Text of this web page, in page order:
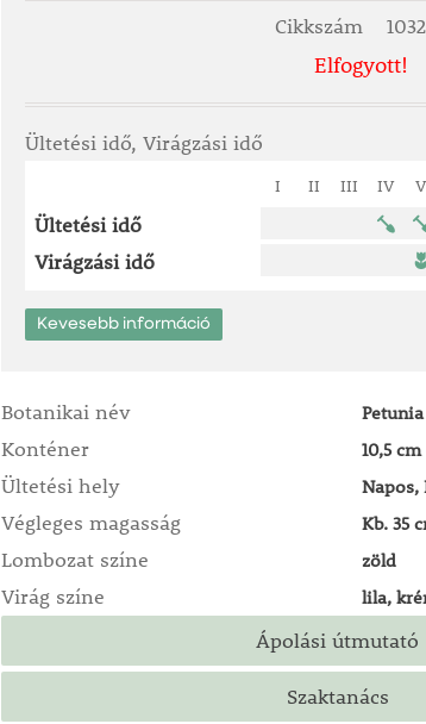
Cikkszám
Elfogyott!
Ültetési idő, Virágzási idő
I II III IV V
Ültetési idő
Virágzási idő
Kevesebb információ
Botanikai név
Konténer 10,5
Ültetési hely Napos,
Végleges magasság Kb. 35
Lombozat színe zöld
Virág színe lila,
Ápolási útmutató
Szaktanács